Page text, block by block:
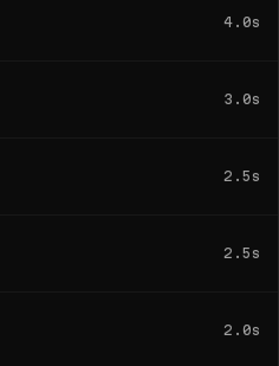
4.0s
3.0s
2.5s
2.5s
2.0s